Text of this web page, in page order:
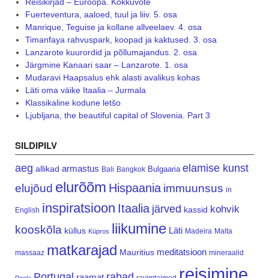
Fuerteventura, aaloed, tuul ja liiv. 5. osa
Manrique, Teguise ja kollane allveelaev. 4. osa
Timanfaya rahvuspark, koopad ja kaktused. 3. osa
Lanzarote kuurordid ja põllumajandus. 2. osa
Järgmine Kanaari saar – Lanzarote. 1. osa
Mudaravi Haapsalus ehk alasti avalikus kohas
Läti oma väike Itaalia – Jurmala
Klassikaline kodune letšo
Ljubljana, the beautiful capital of Slovenia. Part 3
SILDIPILV
aeg allikad armastus Bali Bangkok Bulgaaria elamise kunst
elujõud elurõõm Hispaania immuunsus in
English inspiratsioon Itaalia järved kassid kohvik
kooskõla küllus Küpros liikumine Läti Madeira Malta
massaaz matkarajad Mauritius meditatsioon mineraalid